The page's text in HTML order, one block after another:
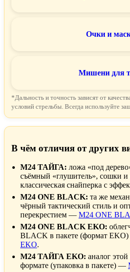
Очки и
Мишени для
*Дальность и точность зависят от
условий стрельбы. Всегда используйте
В чём отличия от других
M24 ТАЙГА: ложа «под
съёмный «глушитель», сошки
классическая снайперка с
M24 ONE BLACK: та же
чёрный тактический стиль и
перекрестием — M24 ONE
M24 ONE BLACK EKO:
BLACK в пакете (формат
EKO.
M24 ТАЙГА EKO: аналог
формате (упаковка в пакете) —